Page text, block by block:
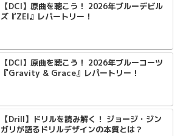
【DCI】原曲を聴こう！ 2026年ブルーデビル
ズ『ZEI』レパートリー！
【DCI】原曲を聴こう！ 2026年ブルーコーツ
『Gravity & Grace』レパートリー！
【Drill】ドリルを読み解く！ ジョージ・ジン
ガリが語るドリルデザインの本質とは？